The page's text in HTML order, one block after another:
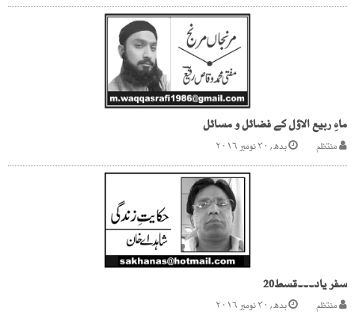
ماہِ ربیع الاوّل کے فضائل و مسائل
منتظم بدھ, ۳۰ نومبر ۲۰۱۶
سفر یاد۔۔۔قسط20
منتظم بدھ, ۳۰ نومبر ۲۰۱۶